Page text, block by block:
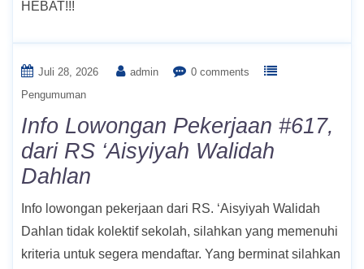
HEBAT!!!
Juli 28, 2026 admin
0 comments
Pengumuman
Info Lowongan Pekerjaan #617,
dari RS ‘Aisyiyah Walidah
Dahlan
Info lowongan pekerjaan dari RS. ‘Aisyiyah Walidah
Dahlan tidak kolektif sekolah, silahkan yang memenuhi
kriteria untuk segera mendaftar. Yang berminat silahkan